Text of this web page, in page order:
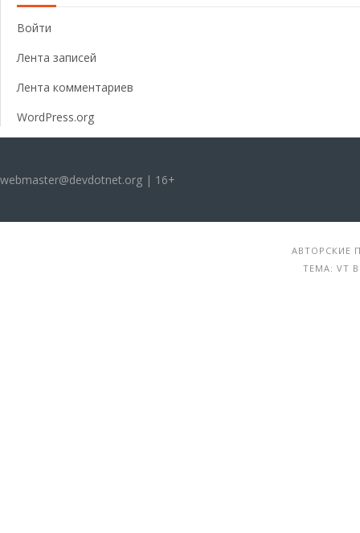
Войти
Лента записей
Лента комментариев
WordPress.org
webmaster@devdotnet.org | 16+
АВТОРСКИЕ
ТЕМА: VT